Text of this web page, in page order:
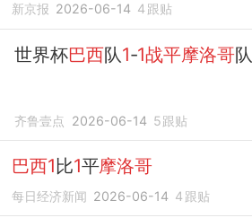
新京报 2026-06-14 4 跟贴
世界杯巴西队1-1战平摩洛哥队
齐鲁壹点 2026-06-14 5跟贴
巴西1比1平摩洛哥
每日经济新闻 2026-06-14 4 跟贴